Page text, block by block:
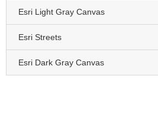
Esri Light Gray Canvas
Esri Streets
Esri Dark Gray Canvas